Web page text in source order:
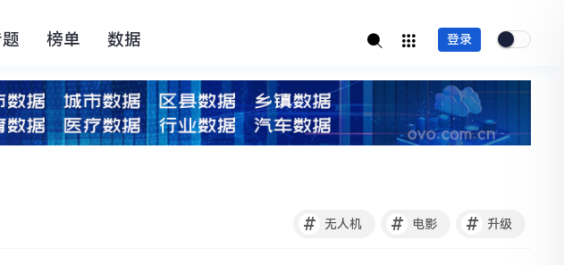
榜单 数据 登录
# 无人机 # 电影 # 升级